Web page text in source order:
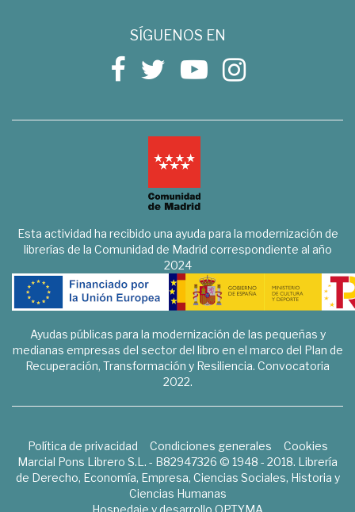
SÍGUENOS EN
Esta actividad ha recibido una ayuda para la modernización de
librerías de la Comunidad de Madrid correspondiente al año
2024
Ayudas públicas para la modernización de las pequeñas y
medianas empresas del sector del libro en el marco del Plan de
Recuperación, Transformación y Resiliencia. Convocatoria
2022.
Política de privacidad Condiciones generales
Cookies
Marcial Pons Librero S.L. - B82947326 © 1948 - 2018. Librería
de Derecho, Economía, Empresa, Ciencias Sociales, Historia y
Ciencias Humanas
Hospedaje y desarrollo OPTYMA